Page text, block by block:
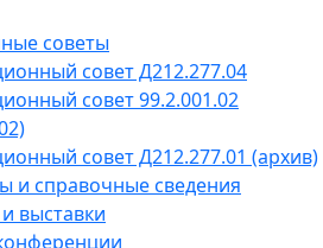
советы
совет Д212.277.04
совет 99.2.001.02
совет Д212.277.01 (архив)
и справочные сведения
выставки